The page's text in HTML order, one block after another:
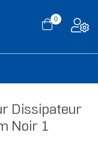
0
Dissipateur
Noir 1